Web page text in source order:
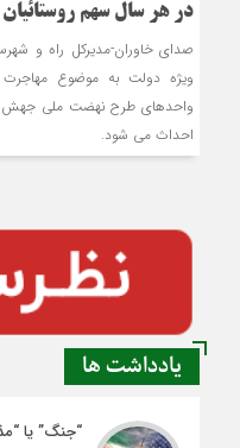
در هر سال سهم
صدای خاوران-مدیرکل راه و
واحدهای طرح نهضت ملی جهش
احداث می شود.
یادداشت ها
“جنگ” یا